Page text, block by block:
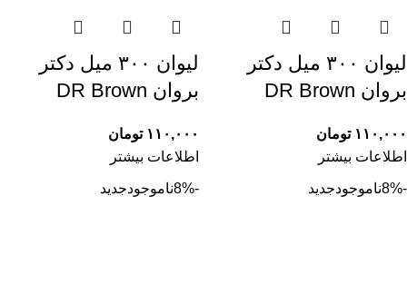
لیوان ۳۰۰ میل دکتر
بروان DR Brown
۱۱۰,۰۰۰ تومان
اطلاعات بیشتر
لیوان ۳۰۰ میل دکتر
بروان DR Brown
۱۱۰,۰۰۰ تومان
اطلاعات بیشتر
-8% ناموجودجدید -8% ناموجودجدید